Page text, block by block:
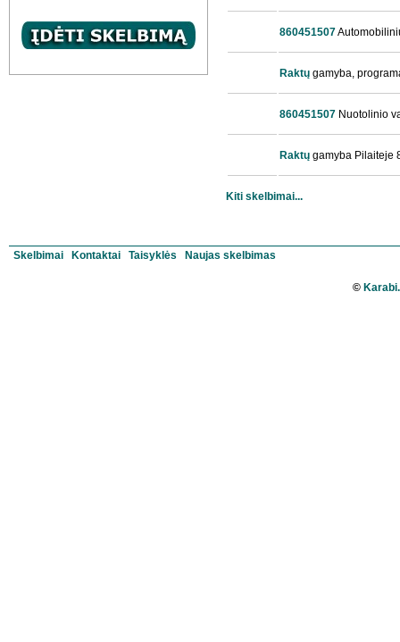
860451507
Raktų gamyba,
860451507 Nuotolinio
Raktų gamyba Pilaiteje
Kiti skelbimai...
Skelbimai Kontaktai Taisyklės Naujas skelbimas
©